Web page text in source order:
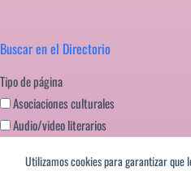
Utilizamos cookies para garantizar
Buscar en el Directorio
Tipo de página
Asociaciones culturales
Audio/video literarios